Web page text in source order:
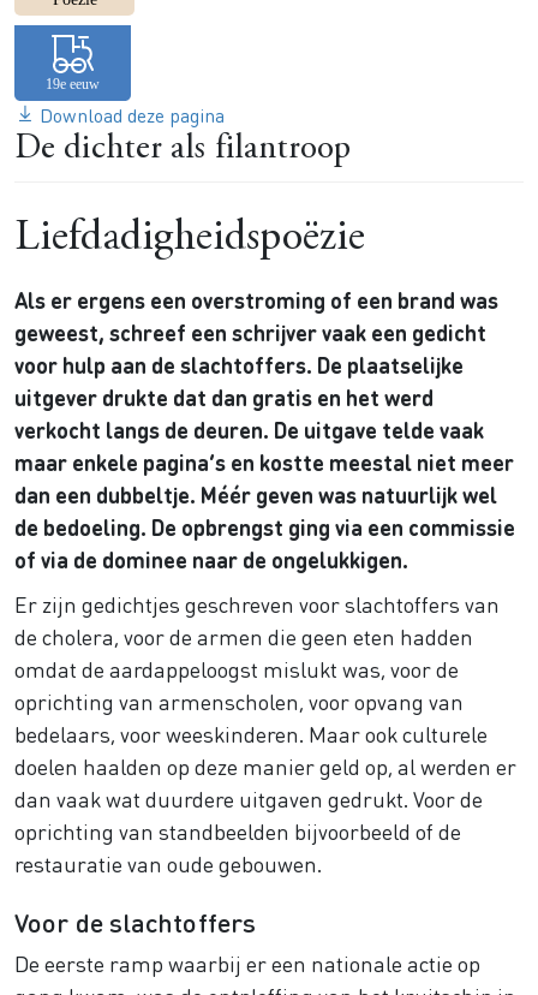
Download deze pagina
De dichter als filantroop
Liefdadigheidspoëzie
Als er ergens een overstroming of een brand was
geweest, schreef een schrijver vaak een gedicht
voor hulp aan de slachtoffers. De plaatselijke
uitgever drukte dat dan gratis en het werd
verkocht langs de deuren. De uitgave telde vaak
maar enkele pagina’s en kostte meestal niet meer
dan een dubbeltje. Méér geven was natuurlijk wel
de bedoeling. De opbrengst ging via een commissie
of via de dominee naar de ongelukkigen.
Er zijn gedichtjes geschreven voor slachtoffers van
de cholera, voor de armen die geen eten hadden
omdat de aardappeloogst mislukt was, voor de
oprichting van armenscholen, voor opvang van
bedelaars, voor weeskinderen. Maar ook culturele
doelen haalden op deze manier geld op, al werden er
dan vaak wat duurdere uitgaven gedrukt. Voor de
oprichting van standbeelden bijvoorbeeld of de
restauratie van oude gebouwen.
Voor de slachtoffers
De eerste ramp waarbij er een nationale actie op